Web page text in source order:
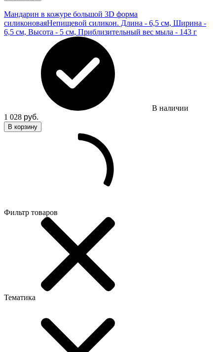
Мандарин в кожуре большой 3D форма
силиконоваяНепищевой силикон. Длина - 6,5 см, Ширина -
6,5 см, Высота - 5 см, Приблизительный вес мыла - 143 г
В наличии
1 028 руб.
В корзину
Фильтр товаров
Тематика